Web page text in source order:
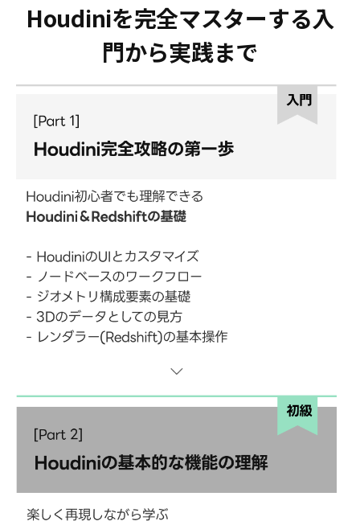
Houdiniを完全マスターする入
門から実践まで